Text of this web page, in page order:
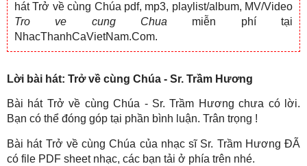
hát Trở về cùng Chúa pdf, mp3, playlist/album, MV/Video
Tro ve cung Chua miễn phí tại
NhacThanhCaVietNam.Com.
Lời bài hát: Trở về cùng Chúa - Sr. Trầm Hương
Bài hát Trở về cùng Chúa - Sr. Trầm Hương chưa có lời.
Bạn có thể đóng góp tại phần bình luận. Trân trọng !
Bài hát Trở về cùng Chúa của nhạc sĩ Sr. Trầm Hương ĐÃ
có file PDF sheet nhạc, các bạn tải ở phía trên nhé.